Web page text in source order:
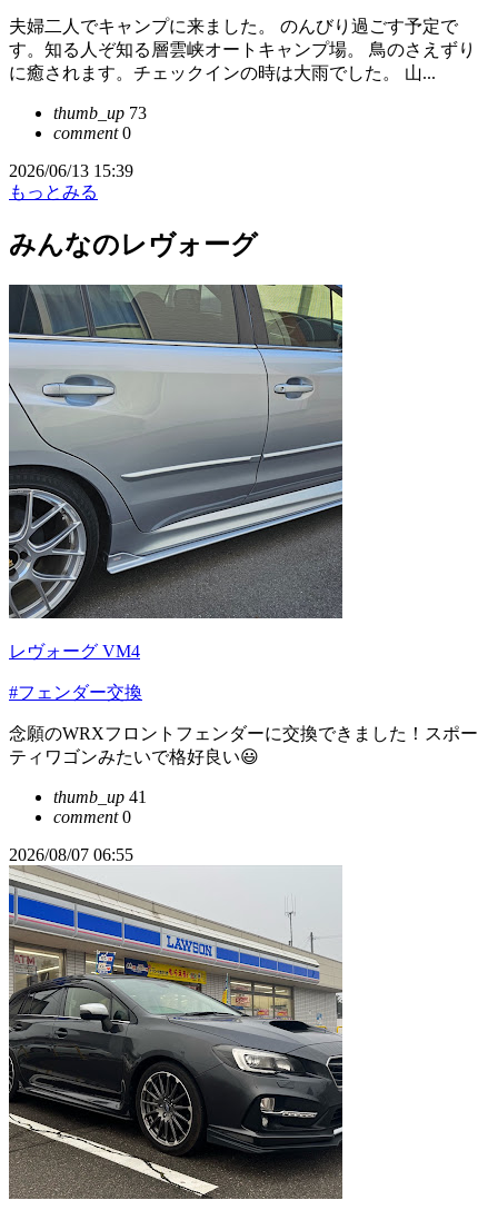
夫婦二人でキャンプに来ました。 のんびり過ごす予定で
す。知る人ぞ知る層雲峡オートキャンプ場。 鳥のさえずり
に癒されます。チェックインの時は大雨でした。 山...
thumb_up 73
comment0
2026/06/13 15:39
もっとみる
みんなのレヴォーグ
レヴォーグ VM4
#フェンダー交換
念願のWRXフロントフェンダーに交換できました！スポー
ティワゴンみたいで格好良い😃
thumb_up 41
comment0
2026/08/07 06:55